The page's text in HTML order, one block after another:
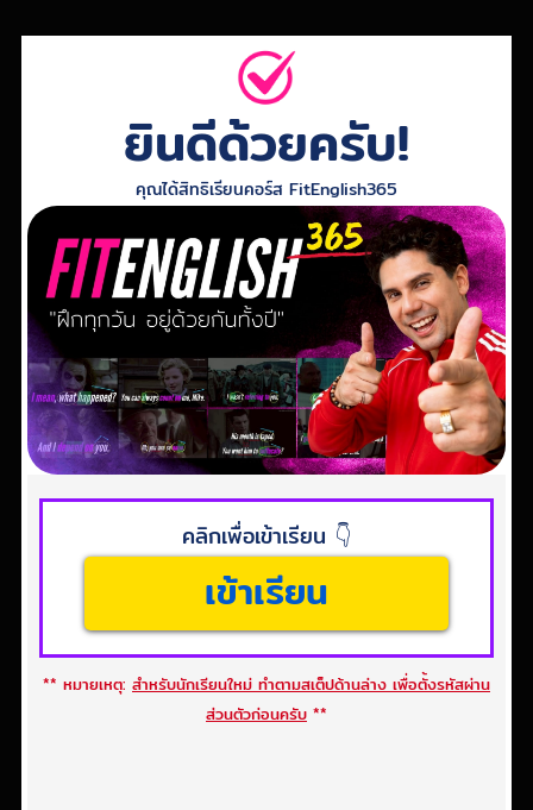
ยินดีด้วยครับ!
คุณได้สิทธิเรียนคอร์ส FitEnglish365
คลิกเพื่อเข้าเรียน 👇
เข้าเรียน
** หมายเหตุ: สำหรับนักเรียนใหม่ ทำตามสเต็ปด้านล่าง เพื่อตั้งรหัสผ่าน
ส่วนตัวก่อนครับ **